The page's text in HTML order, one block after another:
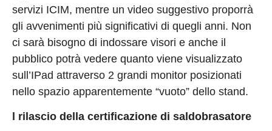
servizi ICIM, mentre un video suggestivo proporrà
gli avvenimenti più significativi di quegli anni. Non
ci sarà bisogno di indossare visori e anche il
pubblico potrà vedere quanto viene visualizzato
sull’IPad attraverso 2 grandi monitor posizionati
nello spazio apparentemente “vuoto” dello stand.
l rilascio della certificazione di saldobrasatore